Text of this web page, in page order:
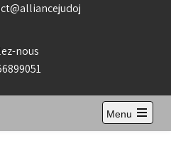
nous
Menu
Open